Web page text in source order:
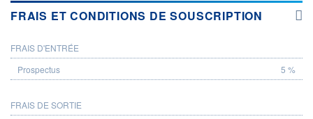
FRAIS ET CONDITIONS DE SOUSCRIPTION
PROSPECTUS
FRAIS D'ENTRÉE
5 %
FRAIS DE SORTIE